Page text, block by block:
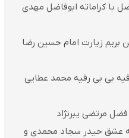
با کراماته ابوفاضل مهدی
بریم زیارت امام حسین رضا
بی بی رقیه محمد عطایی
مرتضی یبرنژاد
عشق حیدر سجاد محمدی و